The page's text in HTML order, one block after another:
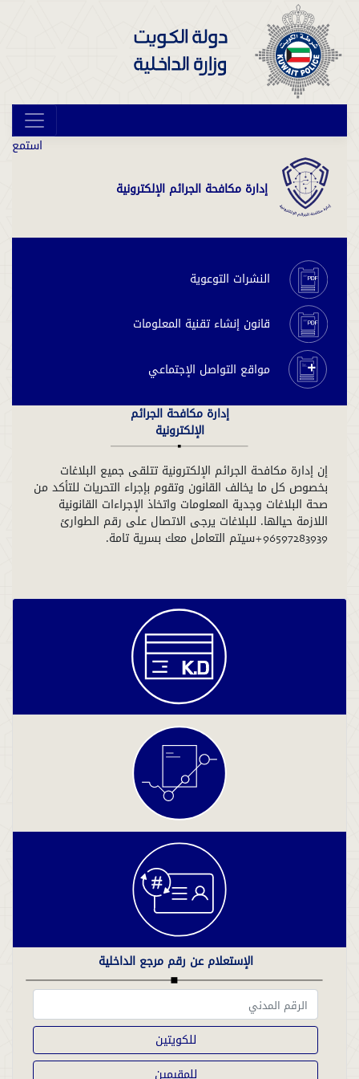
استمع
إدارة مكافحة الجرائم الإلكترونية
النشرات التوعوية
قانون إنشاء تقنية المعلومات
مواقع التواصل الإجتماعي
إدارة مكافحة الجرائم
الإلكترونية
إن إدارة مكافحة الجرائم الإلكترونية تتلقى جميع البلاغات
بخصوص كل ما يخالف القانون وتقوم بإجراء التحريات للتأكد من
صحة البلاغات وجدية المعلومات واتخاذ الإجراءات القانونية
اللازمة حيالها. للبلاغات يرجى الاتصال على رقم الطوارئ
96597283939+سيتم التعامل معك بسرية تامة.
الإستعلام عن رقم مرجع الداخلية
للكويتين